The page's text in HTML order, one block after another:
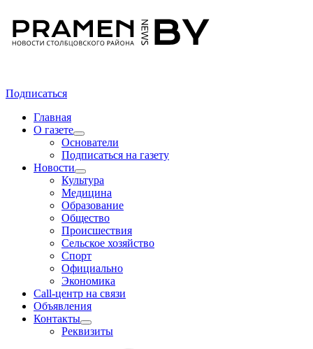
Подписаться
Главная
О газете
Основатели
Подписаться на газету
Новости
Культура
Медицина
Образование
Общество
Происшествия
Сельское хозяйство
Спорт
Официально
Экономика
Call-центр на связи
Объявления
Контакты
Реквизиты